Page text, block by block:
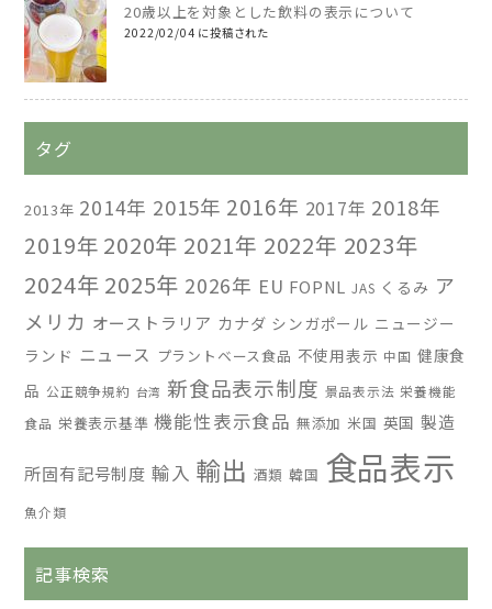
20歳以上を対象とした飲料の表示について
2022/02/04 に投稿された
タグ
2013年 2014年 2015年 2016年 2017年 2018年
2019年 2020年 2021年 2022年 2023年
2024年 2025年 2026年 EU FOPNL JAS くるみ ア
メリカ オーストラリア カナダ シンガポール ニュージー
ランド ニュース プラントベース食品 不使用表示 中国 健康食
品 公正競争規約 台湾 新食品表示制度 景品表示法 栄養機能
食品 栄養表示基準 機能性表示食品 無添加 米国 英国 製造
所固有記号制度 輸入 輸出 酒類 韓国 食品表示
魚介類
記事検索